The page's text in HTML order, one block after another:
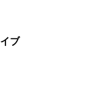
ブ